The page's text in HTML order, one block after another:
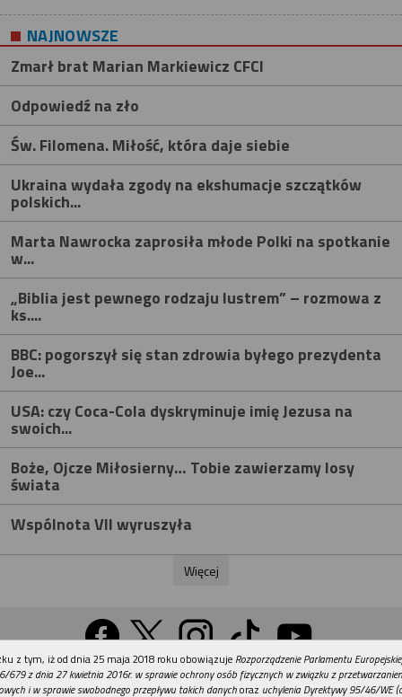
NAJNOWSZE
Zmarł brat Marian Markiewicz CFCI
Odpowiedź na zło
Św. Filomena. Miłość, która daje siebie
Ukraina wydała zgody na ekshumacje szczątków
polskich...
Marta Nawrocka zaprosiła młode Polki na spotkanie
w...
„Biblia jest pewnego rodzaju lustrem” – rozmowa z
ks....
BBC: pogorszył się stan zdrowia byłego prezydenta
Joe...
USA: czy Coca-Cola dyskryminuje imię Jezusa na
swoich...
Boże, Ojcze Miłosierny… Tobie zawierzamy losy
świata
Wspólnota VII wyruszyła
Więcej
Wersja na komputer
REKLAMA
z tym, iż od dnia 25 maja 2018 roku obowiązuje Rozporządzenie Parlamentu
679 z dnia 27 kwietnia 2016r. w sprawie ochrony osób fizycznych w związku z
i w sprawie swobodnego przepływu takich danychoraz uchylenia Dyrektywy 95/46/WE